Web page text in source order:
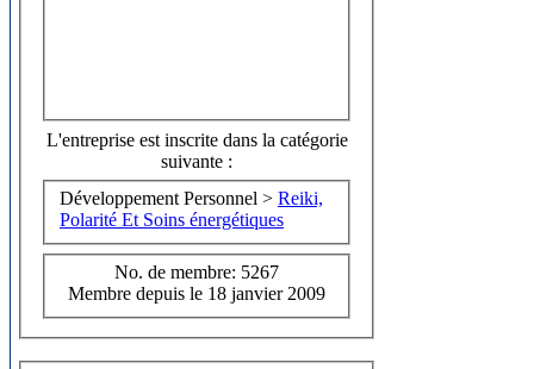
L'entreprise est inscrite dans la catégorie
suivante :
Développement Personnel > Reiki,
Polarité Et Soins énergétiques
No. de membre: 5267
Membre depuis le 18 janvier 2009